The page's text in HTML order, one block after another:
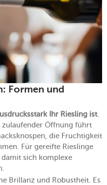
Formen und
Ihr Riesling ist.
Öffnung führt
die Fruchtigkeit
Für gereifte Rieslinge
sich komplexe
Brillanz und Robustheit. Es